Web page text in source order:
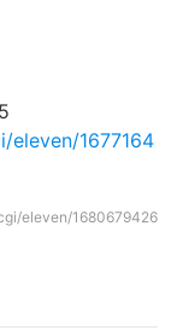
1677164
eleven/1680679426